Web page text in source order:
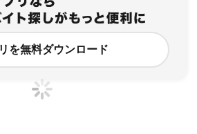
を無料ダウンロード